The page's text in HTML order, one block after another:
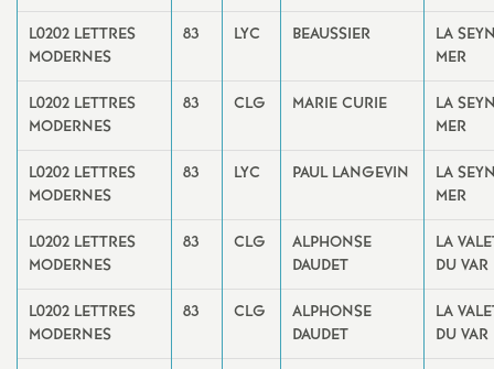
L0202 LETTRES
MODERNES
83 LYC BEAUSSIER
LA
MER
L0202 LETTRES
MODERNES
83 CLG MARIE CURIE
LA
MER
L0202 LETTRES
MODERNES
83 LYC PAUL LANGEVIN
LA
MER
L0202 LETTRES
MODERNES
83 CLG
ALPHONSE
DAUDET
LA
DU VAR
L0202 LETTRES
MODERNES
83 CLG
ALPHONSE
DAUDET
LA
DU VAR